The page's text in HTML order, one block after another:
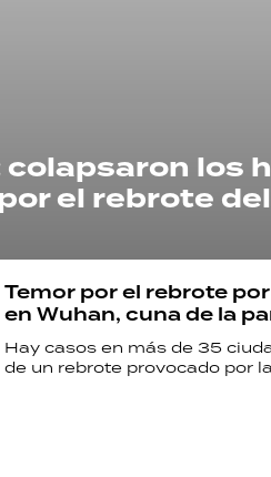
colapsaron los
el rebrote
Temor por el rebrote
en Wuhan, cuna de la
Hay casos en más de 35
de un rebrote provocado por